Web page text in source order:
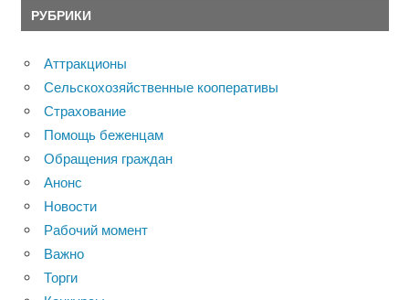
РУБРИКИ
Аттракционы
Сельскохозяйственные кооперативы
Страхование
Помощь беженцам
Обращения граждан
Анонс
Новости
Рабочий момент
Важно
Торги